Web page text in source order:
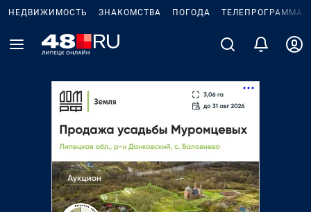
НЕДВИЖИМОСТЬ ЗНАКОМСТВА ПОГОДА ТЕЛЕПРОГРАММА